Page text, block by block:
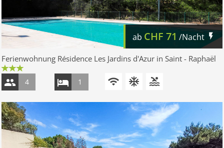
ab CHF 71 /Nacht
Ferienwohnung Résidence Les Jardins d'Azur in Saint - Raphaël
4 1